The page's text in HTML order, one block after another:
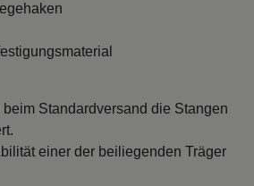
Standardversand die Stangen
einer der beiliegenden Träger